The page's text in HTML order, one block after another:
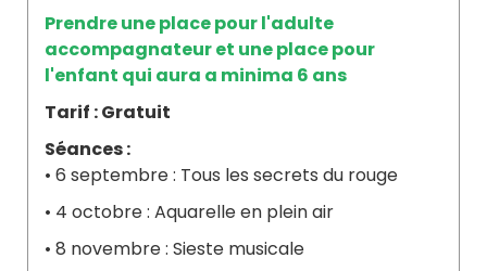
Prendre une place pour l'adulte
accompagnateur et une place pour
l'enfant qui aura a minima 6 ans
Tarif : Gratuit
Séances :
• 6 septembre : Tous les secrets du rouge
• 4 octobre : Aquarelle en plein air
• 8 novembre : Sieste musicale